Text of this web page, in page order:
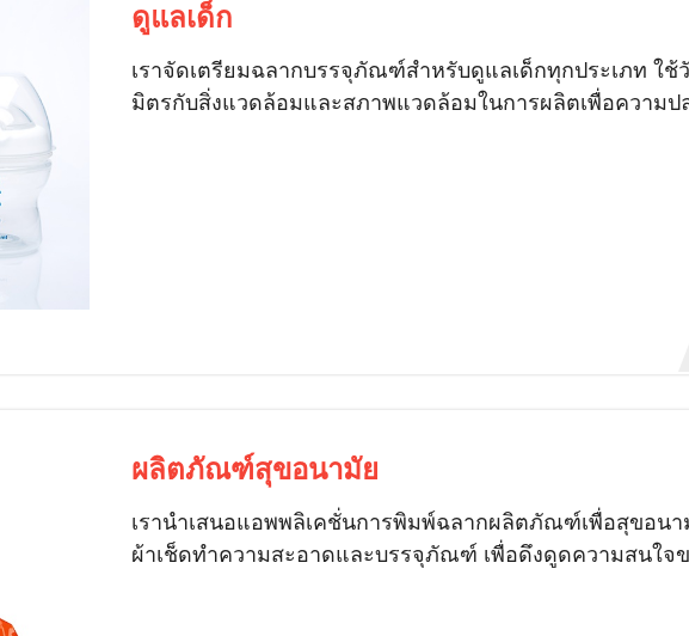
ดูแลเด็ก
เราจัดเตรียมฉลากบรรจุภัณฑ์สำหรับดูแลเด็กทุกประเภท ใ
มิตรกับสิ่งแวดล้อมและสภาพแวดล้อมในการผลิตเพื่อความป
ผลิตภัณฑ์สุขอนามัย
เรานำเสนอแอพพลิเคชั่นการพิมพ์ฉลากผลิตภัณฑ์เพื่อสุขอนา
ผ้าเช็ดทำความสะอาดและบรรจุภัณฑ์ เพื่อดึงดูดความสนใจ